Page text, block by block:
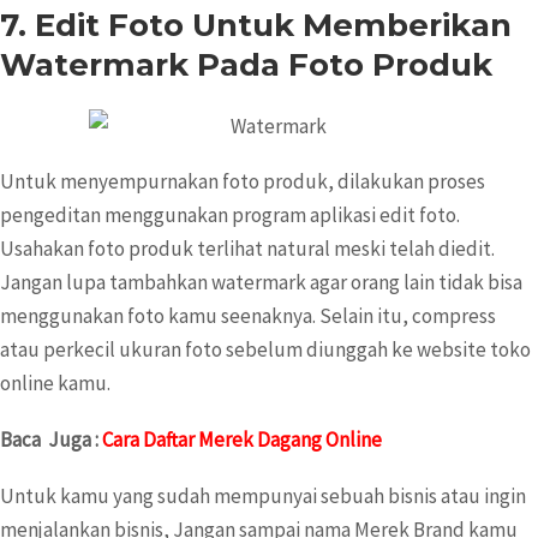
7. Edit Foto Untuk Memberikan
Watermark Pada Foto Produk
Untuk menyempurnakan foto produk, dilakukan proses
pengeditan menggunakan program aplikasi edit foto.
Usahakan foto produk terlihat natural meski telah diedit.
Jangan lupa tambahkan watermark agar orang lain tidak bisa
menggunakan foto kamu seenaknya. Selain itu, compress
atau perkecil ukuran foto sebelum diunggah ke website toko
online kamu.
Baca Juga :Cara Daftar Merek Dagang Online
Untuk kamu yang sudah mempunyai sebuah bisnis atau ingin
menjalankan bisnis, Jangan sampai nama Merek Brand kamu